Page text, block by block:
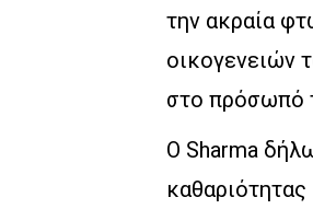
την ακραία
οικογενειών
στο πρόσωπό
Ο Sharma